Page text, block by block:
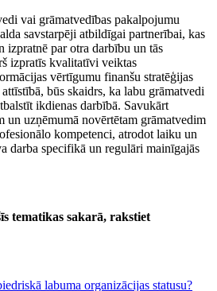
vai grāmatvedības pakalpojumu
savstarpēji atbildīgai partnerībai, kas
izpratnē par otra darbību un tās
izpratīs kvalitatīvi veiktas
vērtīgumu finanšu stratēģijas
būs skaidrs, ka labu grāmatvedi
ikdienas darbībā. Savukārt
un uzņēmumā novērtētam grāmatvedim
kompetenci, atrodot laiku un
darba specifikā un regulāri mainīgajās
tematikas sakarā, rakstiet